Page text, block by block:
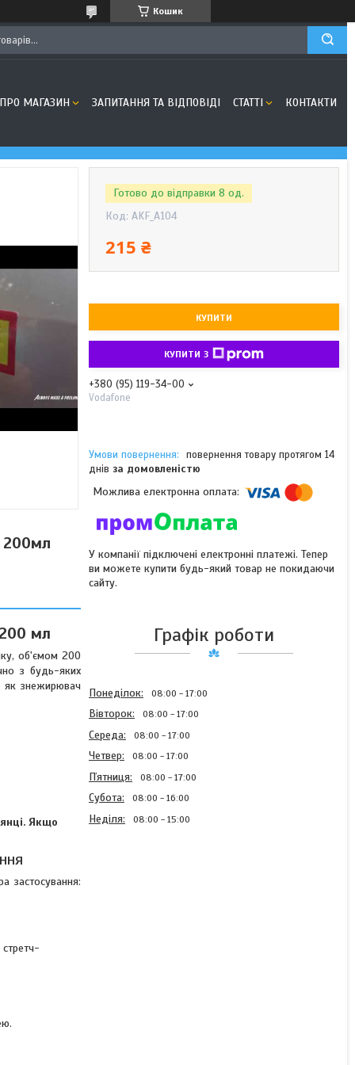
Кошик
ПРО МАГАЗИН ЗАПИТАННЯ ТА ВІДПОВІДІ СТАТТІ КОНТАКТИ
200мл
мл
об'ємом 200
з будь-яких
як знежирювач
Якщо
застосування:
Готово до відправки 8 од.
Код: AKF_A104
215 ₴
КУПИТИ
КУПИТИ З
+380 (95) 119-34-00
Vodafone
повернення товару протягом 14
днів за домовленістю
У компанії підключені електронні платежі. Тепер
ви можете купити будь-який товар не покидаючи
сайту.
Графік роботи
Понеділок 08:00 17:00
Вівторок 08:00 17:00
Середа 08:00 17:00
Четвер 08:00 17:00
Пʼятниця 08:00 17:00
Субота 08:00 16:00
Неділя 08:00 15:00